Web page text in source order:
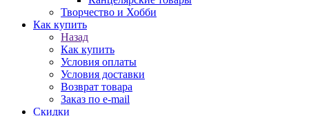
Творчество и Хобби
Как купить
Назад
Как купить
Условия оплаты
Условия доставки
Возврат товара
Заказ по e-mail
Скидки